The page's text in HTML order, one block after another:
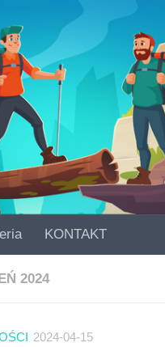
KONTAKT
2024
2024-04-15